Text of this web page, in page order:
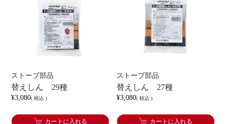
ストーブ部品
替えしん 29種
¥3,080 税込
カートに入れる
ストーブ部品
替えしん 27種
¥3,080 税込
カートに入れる